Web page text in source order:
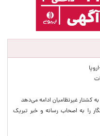
کشتار غیرنظامیان ادامه می‌دهد
را به اصحاب رسانه و خبر تبریک